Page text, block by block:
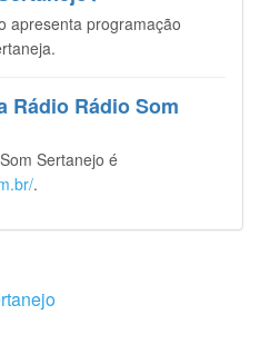
apresenta programação
Rádio Rádio Som
Sertanejo é
.